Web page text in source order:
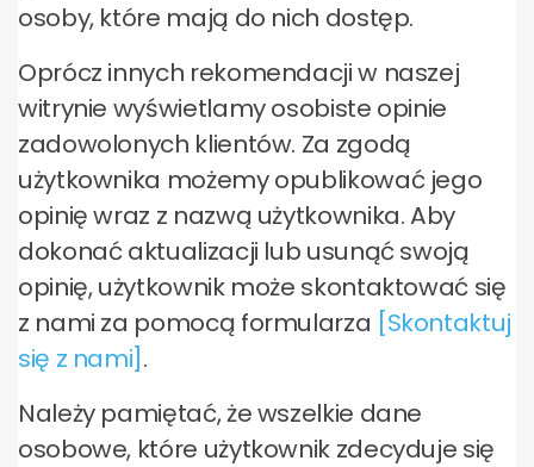
osoby, które mają do nich dostęp.
Oprócz innych rekomendacji w naszej
witrynie wyświetlamy osobiste opinie
zadowolonych klientów. Za zgodą
użytkownika możemy opublikować jego
opinię wraz z nazwą użytkownika. Aby
dokonać aktualizacji lub usunąć swoją
opinię, użytkownik może skontaktować się
z nami za pomocą formularza [Skontaktuj
się z nami] .
Należy pamiętać, że wszelkie dane
osobowe, które użytkownik zdecyduje się